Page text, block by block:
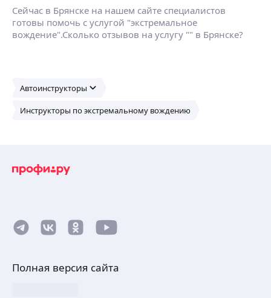
Сейчас в Брянске на нашем сайте специалистов
готовы помочь с услугой "экстремальное
вождение".Сколько отзывов на услугу "" в Брянске?
Автоинструкторы
Инструкторы по экстремальному вождению
Полная версия сайта